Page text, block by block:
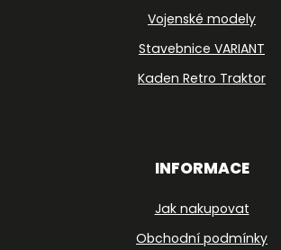
Vojenské modely
Stavebnice VARIANT
Kaden Retro Traktor
INFORMACE
Jak nakupovat
Obchodní podmínky